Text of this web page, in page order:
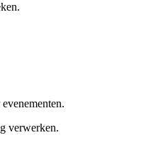
verwerken.